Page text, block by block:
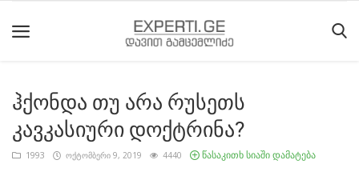
მთავარი
მიმდინარე
მოვლენები
ჰქონდა თუ არა რუსეთს
კავკასიური დოქტრინა?
1993 ოქტომბერი 9, 2019 4440 წასაკითხ სიაში დამატება